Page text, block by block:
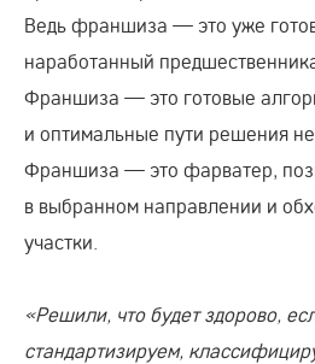
Ведь франшиза — это уже
наработанный
Франшиза — это готовые
и оптимальные пути решения
Франшиза — это фарватер,
в выбранном направлении и
участки.
«Решили, что будет здорово,
стандартизируем,